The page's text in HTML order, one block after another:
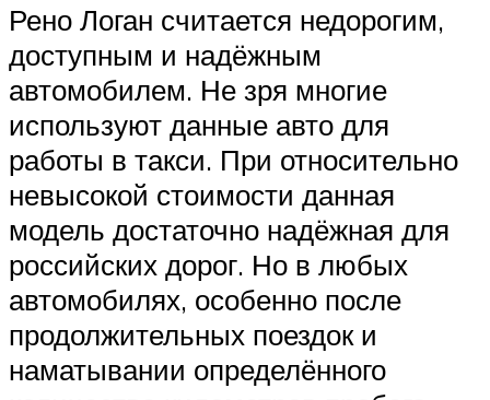
Рено Логан считается недорогим,
доступным и надёжным
автомобилем. Не зря многие
используют данные авто для
работы в такси. При относительно
невысокой стоимости данная
модель достаточно надёжная для
российских дорог. Но в любых
автомобилях, особенно после
продолжительных поездок и
наматывании определённого